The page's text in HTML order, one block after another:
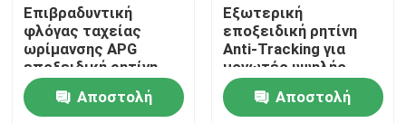
Προϊόντα
Βίντεο
Επιβραδυντική
φλόγας ταχείας
ωρίμανσης APG
εποξειδική ρητίνη
εξωτερικού χώρου
για εύκαμπτη
Αποστολή
Εξωτερική
εποξειδική ρητίνη
Anti-Tracking για
μονωτές υψηλής
τάσης με αντίσταση
σε διάσπαση και
Αποστολή